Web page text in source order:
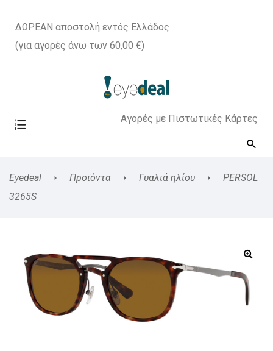
ΔΩΡΕΑΝ αποστολή εντός Ελλάδος
(για αγορές άνω των 60,00 €)
Αγορές με Πιστωτικές Κάρτες
Eyedeal Προϊόντα Γυαλιά ηλίου
PERSOL
3265S